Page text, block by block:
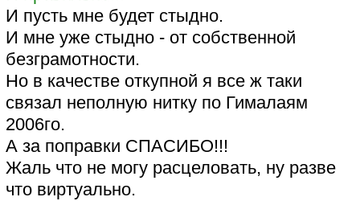
И пусть мне будет стыдно.
И мне уже стыдно - от собственной
безграмотности.
Но в качестве откупной я все ж таки
связал неполную нитку по Гималаям
2006го.
А за поправки СПАСИБО!!!
Жаль что не могу расцеловать, ну разве
что виртуально.